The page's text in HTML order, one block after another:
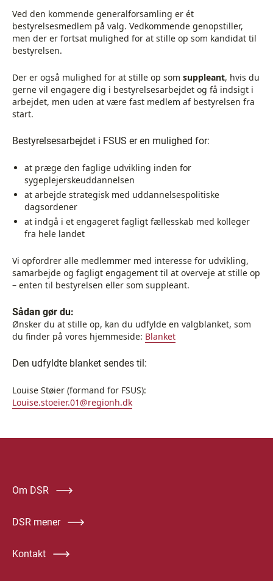
Ved den kommende generalforsamling er ét
bestyrelsesmedlem på valg. Vedkommende genopstiller,
men der er fortsat mulighed for at stille op som kandidat til
bestyrelsen.
Der er også mulighed for at stille op som suppleant, hvis du
gerne vil engagere dig i bestyrelsesarbejdet og få indsigt i
arbejdet, men uden at være fast medlem af bestyrelsen fra
start.
Bestyrelsesarbejdet i FSUS er en mulighed for:
at præge den faglige udvikling inden for
sygeplejerskeuddannelsen
at arbejde strategisk med uddannelsespolitiske
dagsordener
at indgå i et engageret fagligt fællesskab med kolleger
fra hele landet
Vi opfordrer alle medlemmer med interesse for udvikling,
samarbejde og fagligt engagement til at overveje at stille op
– enten til bestyrelsen eller som suppleant.
Sådan gør du:
Ønsker du at stille op, kan du udfylde en valgblanket, som
du finder på vores hjemmeside: Blanket
Den udfyldte blanket sendes til:
Louise Støier (formand for FSUS):
Louise.stoeier.01@regionh.dk
Om DSR
DSR mener
Kontakt